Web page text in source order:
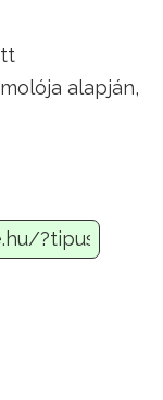
alapján,